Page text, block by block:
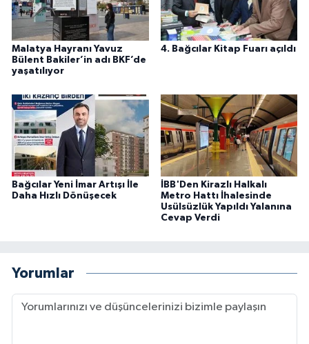
Malatya Hayranı Yavuz
Bülent Bakiler’in adı BKF’de
yaşatılıyor
4. Bağcılar Kitap Fuarı açıldı
Bağcılar Yeni İmar Artışı İle
Daha Hızlı Dönüşecek
İBB'Den Kirazlı Halkalı
Metro Hattı İhalesinde
Usülsüzlük Yapıldı Yalanına
Cevap Verdi
Yorumlar